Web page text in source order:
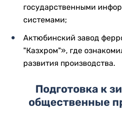
государственными
системами;
Актюбинский завод
"Казхром"», где
развития производства.
Подготовка к
общественные